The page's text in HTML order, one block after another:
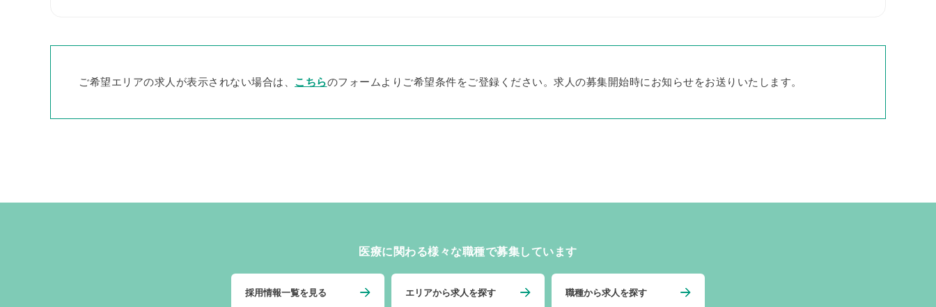
ご希望エリアの求人が表示されない場合は、 こちらのフォームよりご希望条件をご登録ください。求人の募集開始時にお知らせをお送りいたします。
医療に関わる様々な職種で募集しています
採用情報一覧を見る エリアから求人を探す 職種から求人を探す